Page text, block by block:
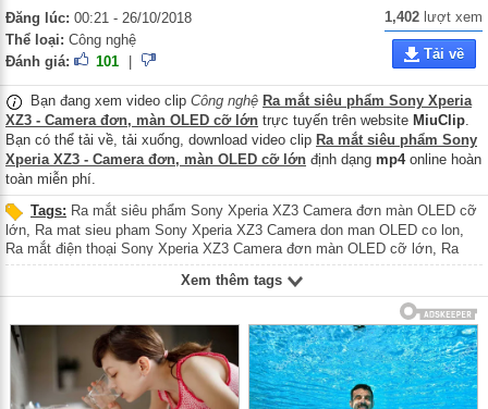
Đăng lúc: 00:21 - 26/10/2018
Thể loại: Công nghệ
Đánh giá:
101
1,402 lượt xem
Tải về
Bạn đang xem video clip Công nghệ Ra mắt siêu phẩm Sony Xperia
XZ3 - Camera đơn, màn OLED cỡ lớn trực tuyến trên website MiuClip.
Bạn có thể tải về, tải xuống, download video clip Ra mắt siêu phẩm Sony
Xperia XZ3 - Camera đơn, màn OLED cỡ lớn định dạng mp4online hoàn
toàn miễn phí.
Tags: Ra mắt siêu phẩm Sony Xperia XZ3 Camera đơn màn OLED cỡ
lớn Ra mat sieu pham Sony Xperia XZ3 Camera don man OLED co lon
Ra mắt điện thoại Sony Xperia XZ3 Camera đơn màn OLED cỡ lớn Ra
mat dien thoai Sony Xperia XZ3 Camera don man OLED co lon,Ra mắt
smartphone Sony Xperia XZ3 Camera đơn màn OLED cỡ lớn
Xem thêm tags